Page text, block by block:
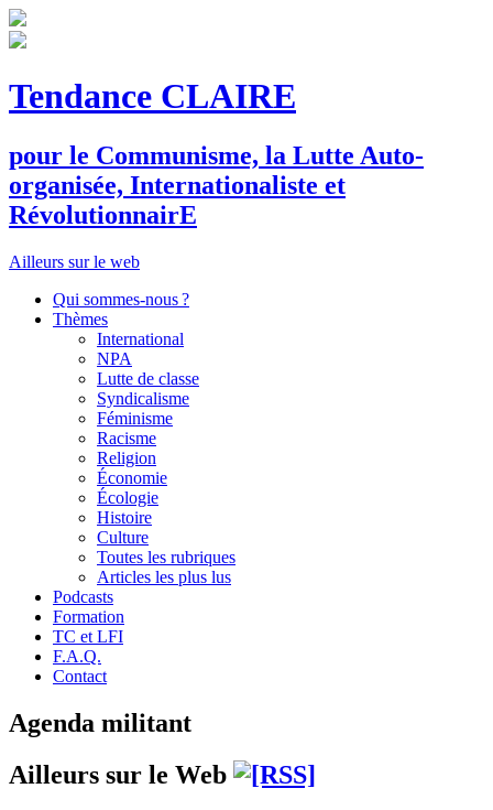
Tendance CLAIRE
pour le Communisme, la Lutte Auto-
organisée, Internationaliste et
RévolutionnairE
Ailleurs sur le web
Qui sommes-nous ?
Thèmes
International
NPA
Lutte de classe
Syndicalisme
Féminisme
Racisme
Religion
Économie
Écologie
Histoire
Culture
Toutes les rubriques
Articles les plus lus
Podcasts
Formation
TC et LFI
F.A.Q.
Contact
Agenda militant
Ailleurs sur le Web